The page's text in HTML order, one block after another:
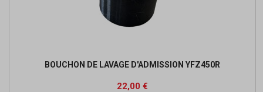
BOUCHON DE LAVAGE D'ADMISSION YFZ450R
Prix
22,00 €